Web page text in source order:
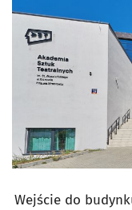
Wejście do